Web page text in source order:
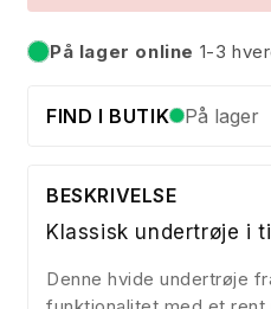
På lager
På lager online 1-3
FIND I BUTIK På lager
BESKRIVELSE
Klassisk undertrøje i
Denne hvide undertrøje